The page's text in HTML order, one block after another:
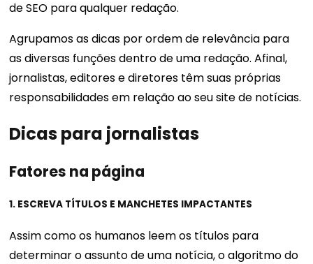
de SEO para qualquer redação.
Agrupamos as dicas por ordem de relevância para
as diversas funções dentro de uma redação. Afinal,
jornalistas, editores e diretores têm suas próprias
responsabilidades em relação ao seu site de notícias.
Dicas para jornalistas
Fatores na página
1. ESCREVA TÍTULOS E MANCHETES IMPACTANTES
Assim como os humanos leem os títulos para
determinar o assunto de uma notícia, o algoritmo do